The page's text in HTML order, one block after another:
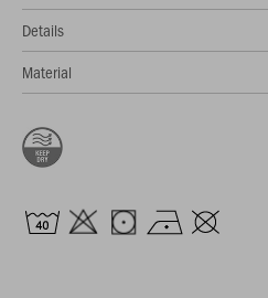
Details
Material